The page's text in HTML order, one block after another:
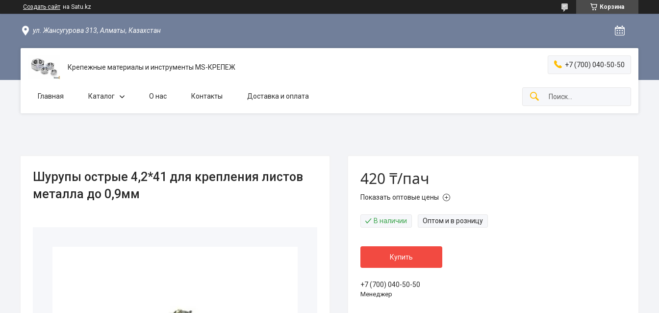
Создать сайт на Satu.kz Корзина
ул. Жансугурова 313, Алматы, Казахстан
Крепежные материалы и инструменты MS-КРЕПЕЖ +7 (700) 040-50-50
Главная Каталог О нас Контакты Доставка и оплата
Шурупы острые 4,2*41 для крепления листов
металла до 0,9мм
420 ₸/пач
Показать оптовые цены
В наличии Оптом и в розницу
Купить
+7 (700) 040-50-50
Менеджер